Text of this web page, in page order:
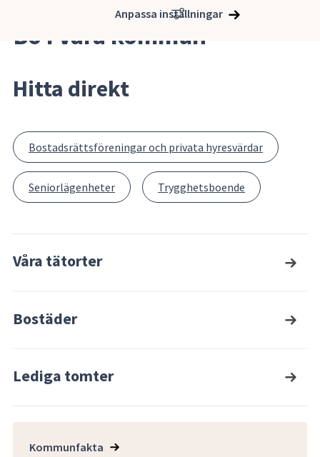
Anpassa inställningar
Bo i Vara kommun
Hitta direkt
Bostadsrättsföreningar och privata hyresvärdar
Seniorlägenheter Trygghetsboende
Våra tätorter
Bostäder
Lediga tomter
Kommunfakta